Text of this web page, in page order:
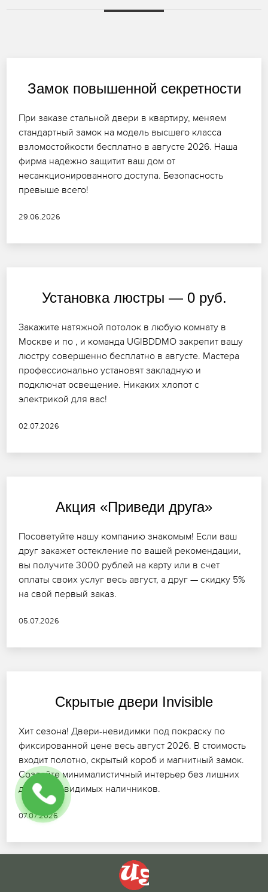
Замок повышенной секретности
При заказе стальной двери в квартиру, меняем
стандартный замок на модель высшего класса
взломостойкости бесплатно в августе 2026. Наша
фирма надежно защитит ваш дом от
несанкционированного доступа. Безопасность
превыше всего!
29.06.2026
Установка люстры — 0 руб.
Закажите натяжной потолок в любую комнату в
Москве и по , и команда UGIBDDMO закрепит вашу
люстру совершенно бесплатно в августе. Мастера
профессионально установят закладную и
подключат освещение. Никаких хлопот с
электрикой для вас!
02.07.2026
Акция «Приведи друга»
Посоветуйте нашу компанию знакомым! Если ваш
друг закажет остекление по вашей рекомендации,
вы получите 3000 рублей на карту или в счет
оплаты своих услуг весь август, а друг — скидку 5%
на свой первый заказ.
05.07.2026
Скрытые двери Invisible
Хит сезона! Двери-невидимки под покраску по
фиксированной цене весь август 2026. В стоимость
входит полотно, скрытый короб и магнитный замок.
Создайте минималистичный интерьер без лишних
деталей и видимых наличников.
07.07.2026